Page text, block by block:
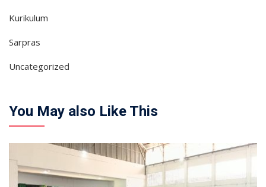
Kurikulum
Sarpras
Uncategorized
You May also Like This